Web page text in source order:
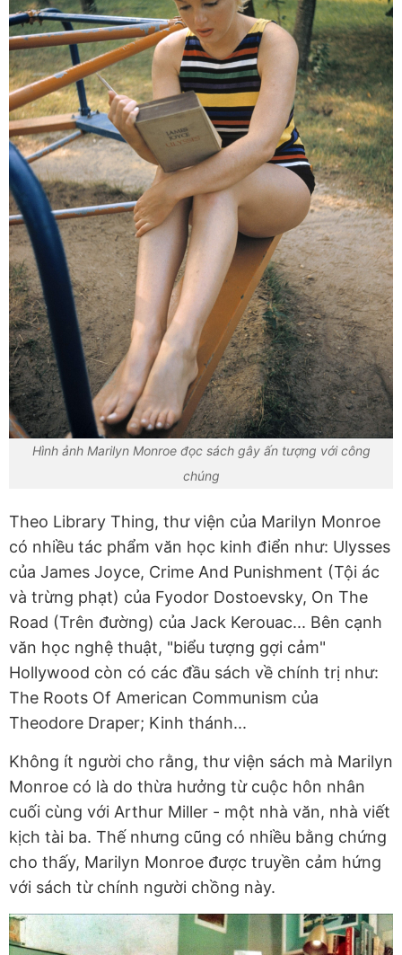
Hình ảnh Marilyn Monroe đọc sách gây ấn tượng với công
chúng
Theo Library Thing, thư viện của Marilyn Monroe
có nhiều tác phẩm văn học kinh điển như: Ulysses
của James Joyce, Crime And Punishment (Tội ác
và trừng phạt) của Fyodor Dostoevsky, On The
Road (Trên đường) của Jack Kerouac... Bên cạnh
văn học nghệ thuật, "biểu tượng gợi cảm"
Hollywood còn có các đầu sách về chính trị như:
The Roots Of American Communism của
Theodore Draper; Kinh thánh...
Không ít người cho rằng, thư viện sách mà Marilyn
Monroe có là do thừa hưởng từ cuộc hôn nhân
cuối cùng với Arthur Miller - một nhà văn, nhà viết
kịch tài ba. Thế nhưng cũng có nhiều bằng chứng
cho thấy, Marilyn Monroe được truyền cảm hứng
với sách từ chính người chồng này.